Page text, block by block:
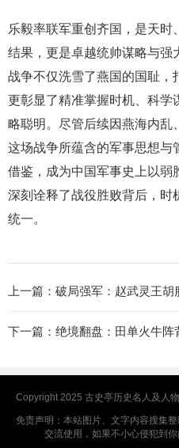
乐毅率联军重创齐国，是天
结果，更是卓越统帅谋略与强
战争不仅洗雪了燕国的国耻，
更彰显了精准掌握时机、科学
略聪明。尽管后续因燕海内乱
这场战争所蕴含的军事思想与
借鉴，成为中国军事史上以弱
深刻诠释了战役胜败背后，时
统一。
上一篇： 破局强军：赵武灵王
下一篇： 绝境翻盘：田单火牛阵
Copyright 2025 古史亭历史名人及人
免责声明：本站图片、文字内容搜集
交流使用，如果不小心侵犯到